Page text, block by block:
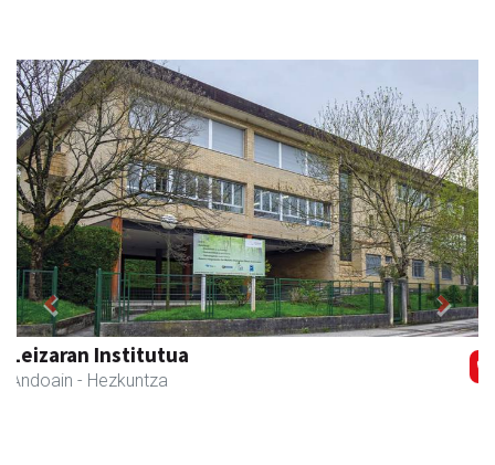
GF akademia
Andoain - Akademiak
Previous Next